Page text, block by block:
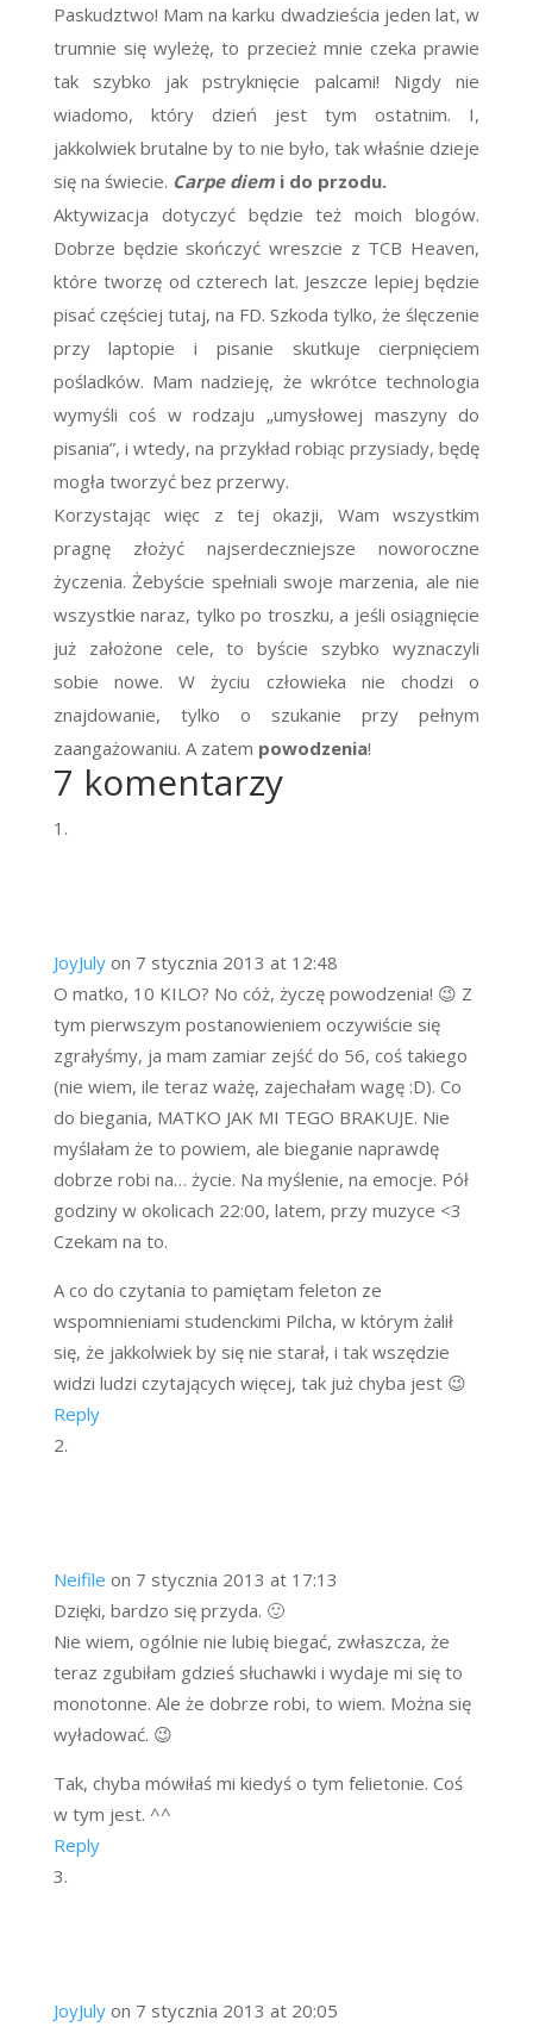
Paskudztwo! Mam na karku dwadzieścia jeden lat, w
trumnie się wyleżę, to przecież mnie czeka prawie
tak szybko jak pstryknięcie palcami! Nigdy nie
wiadomo, który dzień jest tym ostatnim. I,
jakkolwiek brutalne by to nie było, tak właśnie dzieje
się na świecie. Carpe diemi do przodu.
Aktywizacja dotyczyć będzie też moich blogów.
Dobrze będzie skończyć wreszcie z TCB Heaven,
które tworzę od czterech lat. Jeszcze lepiej będzie
pisać częściej tutaj, na FD. Szkoda tylko, że ślęczenie
przy laptopie i pisanie skutkuje cierpnięciem
pośladków. Mam nadzieję, że wkrótce technologia
wymyśli coś w rodzaju „umysłowej maszyny do
pisania”, i wtedy, na przykład robiąc przysiady, będę
mogła tworzyć bez przerwy.
Korzystając więc z tej okazji, Wam wszystkim
pragnę złożyć najserdeczniejsze noworoczne
życzenia. Żebyście spełniali swoje marzenia, ale nie
wszystkie naraz, tylko po troszku, a jeśli osiągnięcie
już założone cele, to byście szybko wyznaczyli
sobie nowe. W życiu człowieka nie chodzi o
znajdowanie, tylko o szukanie przy pełnym
zaangażowaniu. A zatem powodzenia!
7 komentarzy
JoyJuly on 7 stycznia 2013 at 12:48
O matko, 10 KILO? No cóż, życzę powodzenia! 😉 Z
tym pierwszym postanowieniem oczywiście się
zgrałyśmy, ja mam zamiar zejść do 56, coś takiego
(nie wiem, ile teraz ważę, zajechałam wagę :D). Co
do biegania, MATKO JAK MI TEGO BRAKUJE. Nie
myślałam że to powiem, ale bieganie naprawdę
dobrze robi na… życie. Na myślenie, na emocje. Pół
godziny w okolicach 22:00, latem, przy muzyce <3
Czekam na to.
A co do czytania to pamiętam feleton ze
wspomnieniami studenckimi Pilcha, w którym żalił
się, że jakkolwiek by się nie starał, i tak wszędzie
widzi ludzi czytających więcej, tak już chyba jest 😉
Reply
Neifile on 7 stycznia 2013 at 17:13
Dzięki, bardzo się przyda. 🙂
Nie wiem, ogólnie nie lubię biegać, zwłaszcza, że
teraz zgubiłam gdzieś słuchawki i wydaje mi się to
monotonne. Ale że dobrze robi, to wiem. Można się
wyładować. 😉
Tak, chyba mówiłaś mi kiedyś o tym felietonie. Coś
w tym jest. ^^
Reply
JoyJuly on 7 stycznia 2013 at 20:05